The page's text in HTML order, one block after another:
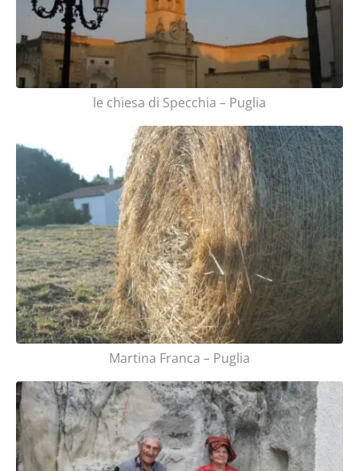
le chiesa di Specchia – Puglia
Martina Franca – Puglia